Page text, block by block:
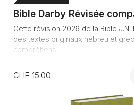
Bible Darby Révisée
Cette révision 2026 de la Bible
des textes originaux hébreu et
compréhens...
CHF 15.00